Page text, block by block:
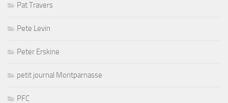
Pat Travers
Pete Levin
Peter Erskine
petit journal Montparnasse
PFC